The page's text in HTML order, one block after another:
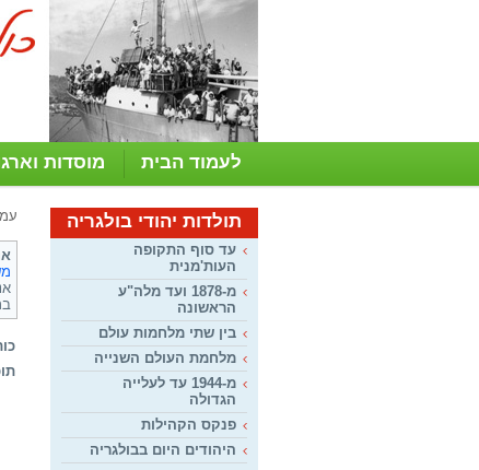
לעמוד הבית מוסדות
תולדות יהודי בולגריה
עד סוף התקופה
העות'מנית
מ-1878 ועד מלה"ע
הראשונה
בין שתי מלחמות עולם
מלחמת העולם השנייה
מ-1944 עד לעלייה
הגדולה
פנקס הקהילות
היהודים היום בבולגריה